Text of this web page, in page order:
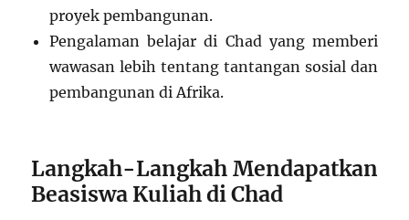
proyek pembangunan.
Pengalaman belajar di Chad yang memberi
wawasan lebih tentang tantangan sosial dan
pembangunan di Afrika.
Langkah-Langkah Mendapatkan
Beasiswa Kuliah di Chad